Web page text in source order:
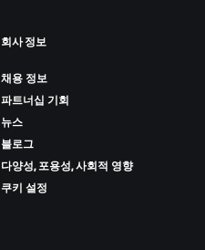
회사 정보
채용 정보
파트너십 기회
뉴스
블로그
다양성, 포용성, 사회적 영향
쿠키 설정